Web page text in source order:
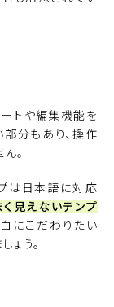
トや編集機能を
分もあり、操作
。
は日本語に対応
見えないテンプ
にこだわりたい
ょう。